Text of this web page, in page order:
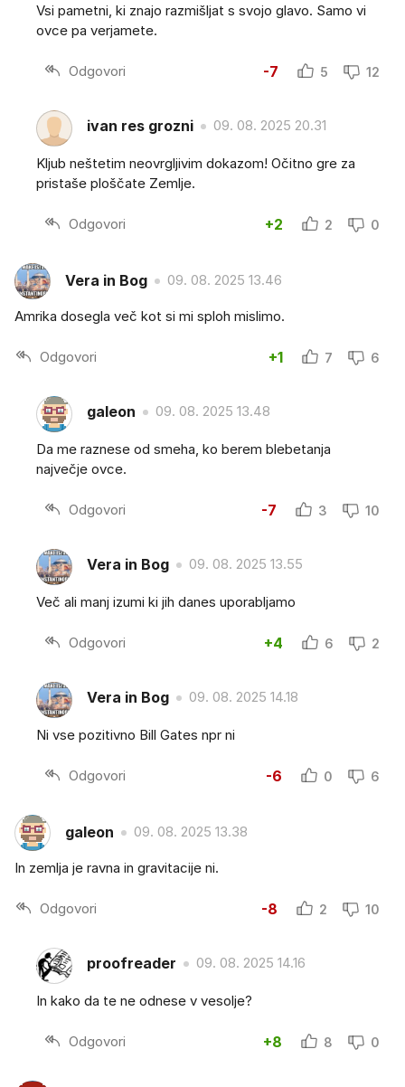
Vsi pametni, ki znajo razmišljat s svojo glavo. Samo vi
ovce pa verjamete.
Odgovori -7 5 12
ivan res grozni 09. 08. 2025 20.31
Kljub neštetim neovrgljivim dokazom! Očitno gre za
pristaše ploščate Zemlje.
Odgovori +2 2 0
Vera in Bog 09. 08. 2025 13.46
Amrika dosegla več kot si mi sploh mislimo.
Odgovori +1 7 6
galeon 09. 08. 2025 13.48
Da me raznese od smeha, ko berem blebetanja
največje ovce.
Odgovori -7 3 10
Vera in Bog 09. 08. 2025 13.55
Več ali manj izumi ki jih danes uporabljamo
Odgovori +4 6 2
Vera in Bog 09. 08. 2025 14.18
Ni vse pozitivno Bill Gates npr ni
Odgovori -6 0 6
galeon 09. 08. 2025 13.38
In zemlja je ravna in gravitacije ni.
Odgovori -8 2 10
proofreader 09. 08. 2025 14.16
In kako da te ne odnese v vesolje?
Odgovori +8 8 0